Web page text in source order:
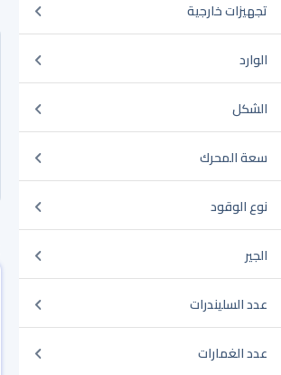
تجهيزات خارجية
الوارد
الشكل
سعة المحرك
نوع الوقود
الجير
عدد السليندرات
عدد الغمارات